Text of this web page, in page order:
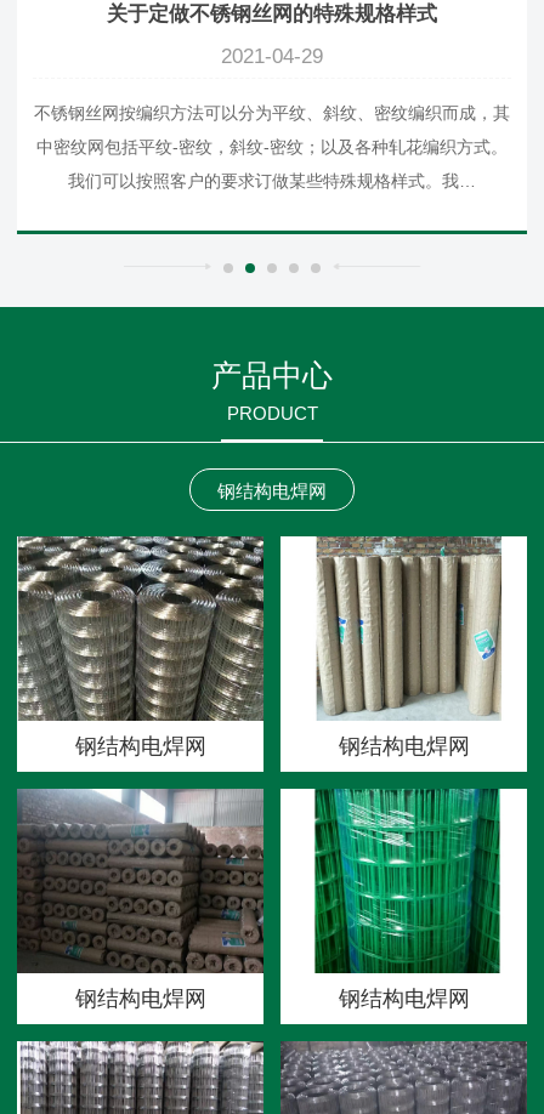
关于定做不锈钢丝网的特殊规格样式
2021-04-29
不锈钢丝网按编织方法可以分为平纹、斜纹、密纹编织而成，其
中密纹网包括平纹-密纹，斜纹-密纹；以及各种轧花编织方式。
我们可以按照客户的要求订做某些特殊规格样式。我…
产品中心
PRODUCT
钢结构电焊网
钢结构电焊网 钢结构电焊网
钢结构电焊网 钢结构电焊网